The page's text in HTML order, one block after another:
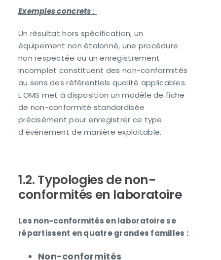
Exemples concrets :
Un résultat hors spécification, un
équipement non étalonné, une procédure
non respectée ou un enregistrement
incomplet constituent des non-conformités
au sens des référentiels qualité applicables.
L’OMS met à disposition un modèle de fiche
de non-conformité standardisée
précisément pour enregistrer ce type
d’événement de manière exploitable.
1.2. Typologies de non-
conformités en laboratoire
Les non-conformités en laboratoire se
répartissent en quatre grandes familles :
Non-conformités